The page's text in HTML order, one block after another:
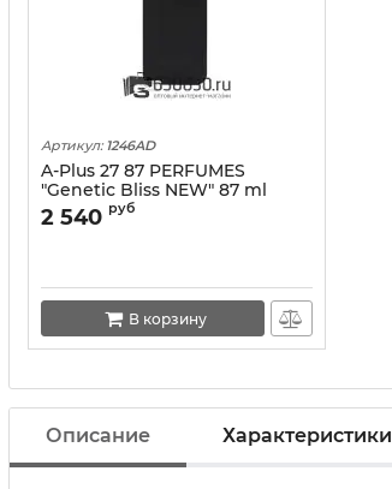
Артикул: 1246AD
A-Plus 27 87 PERFUMES
"Genetic Bliss NEW" 87 ml
оптом
2 540 руб
В корзину
Описание Характеристики